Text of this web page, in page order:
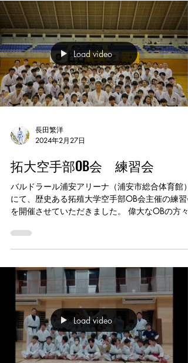
YouTuber） 初級クラスをご指導いただきました。
トップレベルの選手・指導者から直接学ぶことが
でき、子どもたちにとって大変貴重な経験となり
ました。 義心会では、定期的に出稽古や練習試合
に参加しています。 技術向上だけでなく、他道場
の仲間との交流を通じて、礼儀や社会性を育てて
います。 空手を通じて、強さだけでなく、人とし
ての成長を大切にしています。 道場生募集中で
す。 体験をご希望の方は、お気軽にお問い合わせ
#空手キッズ #義心会
Load video
長田繁洋
2024年2月27日
拓大空手部OB会 練習会
バルドラール浦安アリーナ（浦安市総合体育館）
にて、歴史ある拓殖大学空手部OB会主催の練習
を開催させていただきました。 偉大なOBの方々
だきました。 参加された選手、保護者様、
OB•OGの皆様、一般社団法人浦安市スポーツ協
Load video